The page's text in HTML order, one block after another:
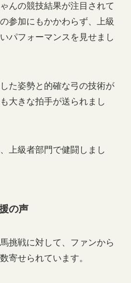
んの競技結果が注目されて
参加にもかかわらず、上級
パフォーマンスを見せまし
た姿勢と的確な弓の技術が
大きな拍手が送られまし
上級者部門で健闘しまし
の声
挑戦に対して、ファンから
寄せられています。